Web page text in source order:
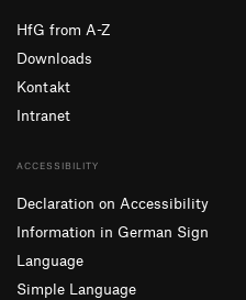
HfG from A-Z
Downloads
Kontakt
Intranet
ACCESSIBILITY
Declaration on Accessibility
Information in German Sign
Language
Simple Language